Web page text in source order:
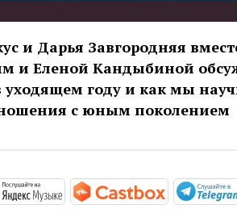
и Дарья Завгородняя
и Еленой Кандыбиной
году и как мы
с юным поколением
podcasts.apple.com/ru/podcast/
https://music.yandex.ru/
https://